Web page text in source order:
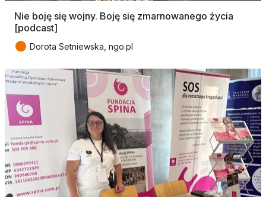
Nie boję się wojny. Boję się zmarnowanego życia
[podcast]
● Dorota Setniewska, ngo.pl